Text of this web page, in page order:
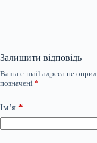
Залишити відповідь
Ваша e-mail адреса не
позначені *
Ім’я *